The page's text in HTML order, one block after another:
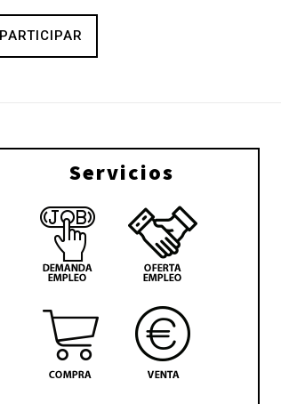
PARTICIPAR
Servicios